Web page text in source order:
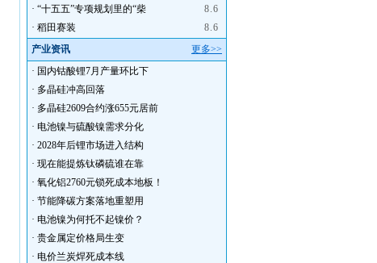
· “十五五”专项规划里的“柴
8.6
· 稻田赛装
8.6
产业资讯
更多>>
· 国内钴酸锂7月产量环比下
· 多晶硅冲高回落
· 多晶硅2609合约涨655元居前
· 电池镍与硫酸镍需求分化
· 2028年后锂市场进入结构
· 现在能提炼钛磷硫谁在靠
· 氧化铝2760元锁死成本地板！
· 节能降碳方案落地重塑用
· 电池镍为何托不起镍价？
· 贵金属定价格局生变
· 电价兰炭焊死成本线